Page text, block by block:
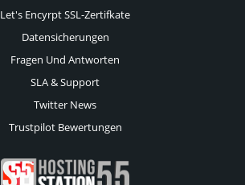
Let's Encyrpt SSL-Zertifkate
Datensicherungen
Fragen Und Antworten
SLA & Support
Twitter News
Trustpilot Bewertungen